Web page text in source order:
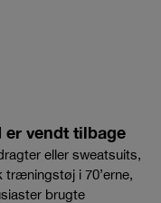
er vendt tilbage
eller sweatsuits,
i 70’erne,
brugte